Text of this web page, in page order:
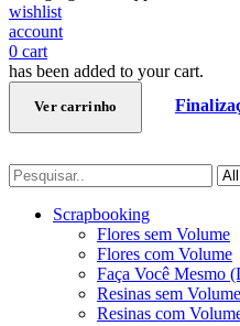
wishlist
account
0 cart
has been added to your cart.
Ver carrinho
Scrapbooking
Flores sem Volume
Flores com Volume
Faça Você Mesmo
Resinas sem Volume
Resinas com